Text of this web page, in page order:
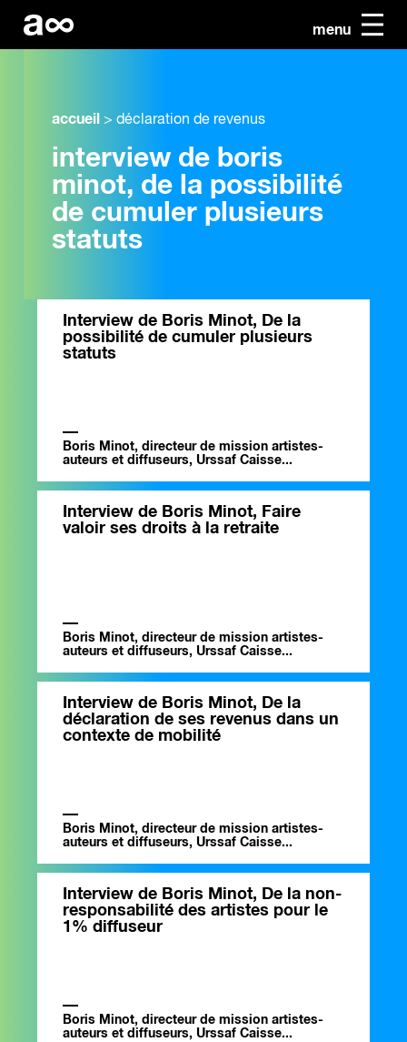
menu
accueil > déclaration de revenus
interview de boris
minot, de la possibilité
de cumuler plusieurs
statuts
Interview de Boris Minot, De la
possibilité de cumuler plusieurs
statuts
Boris Minot, directeur de mission artistes-
auteurs et diffuseurs, Urssaf Caisse...
Interview de Boris Minot, Faire
valoir ses droits à la retraite
Boris Minot, directeur de mission artistes-
auteurs et diffuseurs, Urssaf Caisse...
Interview de Boris Minot, De la
déclaration de ses revenus dans un
contexte de mobilité
Boris Minot, directeur de mission artistes-
auteurs et diffuseurs, Urssaf Caisse...
Interview de Boris Minot, De la non-
responsabilité des artistes pour le
1% diffuseur
Boris Minot, directeur de mission artistes-
auteurs et diffuseurs, Urssaf Caisse...